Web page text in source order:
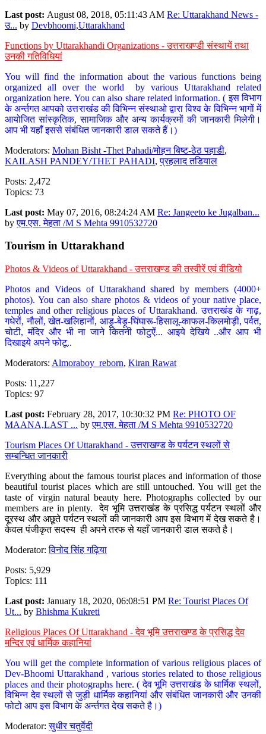
Last post: August 08, 2018, 05:11:43 AM Re: Uttarakhand News -
उ... by Devbhoomi,Uttarakhand
Functions by Uttarakhandi Organizations - उत्तराखण्डी संस्थायें तथा
उनकी गतिविधियां
You will find the information about the various functions being
organized all over the world by various Uttarakhand related
organization here. You can also share related information. ( इस विभाग
के अर्न्तगत आपको उत्तराखंड की विभिन्न संस्थाओ द्वारा विश्व के विभिन्न भागों में
आयोजित सांस्कृतिक, सामाजिक और अन्य कार्यक्रमों की जानकारी मिलेगी।
आप भी यहाँ इससे संबंधित जानकारी डाल सकते हैं।)
Moderators: Mohan Bisht -Thet Pahadi/मोहन बिष्ट-ठेठ पहाडी,
KAILASH PANDEY/THET PAHADI,प्रहलाद तडियाल
Posts: 2,472
Topics: 73
Last post: May 07, 2016, 08:24:24 AM Re: Jangeeto ke Jugalban...
byएम.एस. मेहता /M S Mehta 9910532720
Tourism in Uttarakhand
Photos & Videos of Uttarakhand - उत्तराखण्ड की तस्वीरें एवं वीडियो
Photos and Videos of Uttarakhand shared by members (4000+
photos). You can also share photos & videos of your native place,
temples and other religious places of Uttarakhand. उत्तराखंड के गाढ़,
गधेरों, नौलों, खेत-खलिहानों, आड़ू-बेड़ू-घिंघारू-हिसालू-काफल-किलमोड़ी, पर्वत,
चोटी, मंदिर और भी ना जाने कितनी फोटुऐं... आइये देखिये ..और आप भी
दिखाइये अपने फोटू..
Moderators: Almoraboy_reborn, Kiran Rawat
Posts: 11,227
Topics: 97
Last post: February 28, 2017, 10:30:32 PM Re: PHOTO OF
MAANA,LAST ... byएम.एस. मेहता /M S Mehta 9910532720
Tourism Places Of Uttarakhand - उत्तराखण्ड के पर्यटन स्थलों से
सम्बन्धित जानकारी
Everything about the famous tourist places and information of those
beautiful tourist places which are still untouched. You will get the
taste of virgin natural beauty here. Photographs collected by our
members are in plenty. देव भूमि उत्तराखंड के प्रसिद्ध पर्यटन स्थलों और
दूरस्थ और अछूते पर्यटन स्थलों की जानकारी आप इस विभाग में देख सकते है।
केवल पंजीकृत सदस्य ही अपने तरफ से यहाँ जानकारी डाल सकते है।
Moderator:विनोद सिंह गढ़िया
Posts: 5,929
Topics: 111
Last post: January 18, 2020, 06:08:51 PM Re: Tourist Places Of
Ut... by Bhishma Kukreti
Religious Places Of Uttarakhand - देव भूमि उत्तराखण्ड के प्रसिद्ध देव
मन्दिर एवं धार्मिक कहानियां
You will get the complete information of various religious places of
Dev-Bhoomi Uttarakhand , various stories related to those religious
places and their photographs here. ( देव भूमि उत्तराखंड के धार्मिक स्थलों,
विभिन्न देव स्थलों से जुड़ी धार्मिक कहानियां और संबंधित जानकारी और उनकी
फोटो आप इस विभाग के अर्न्तगत देख सकते है।)
Moderator:सुधीर चतुर्वेदी